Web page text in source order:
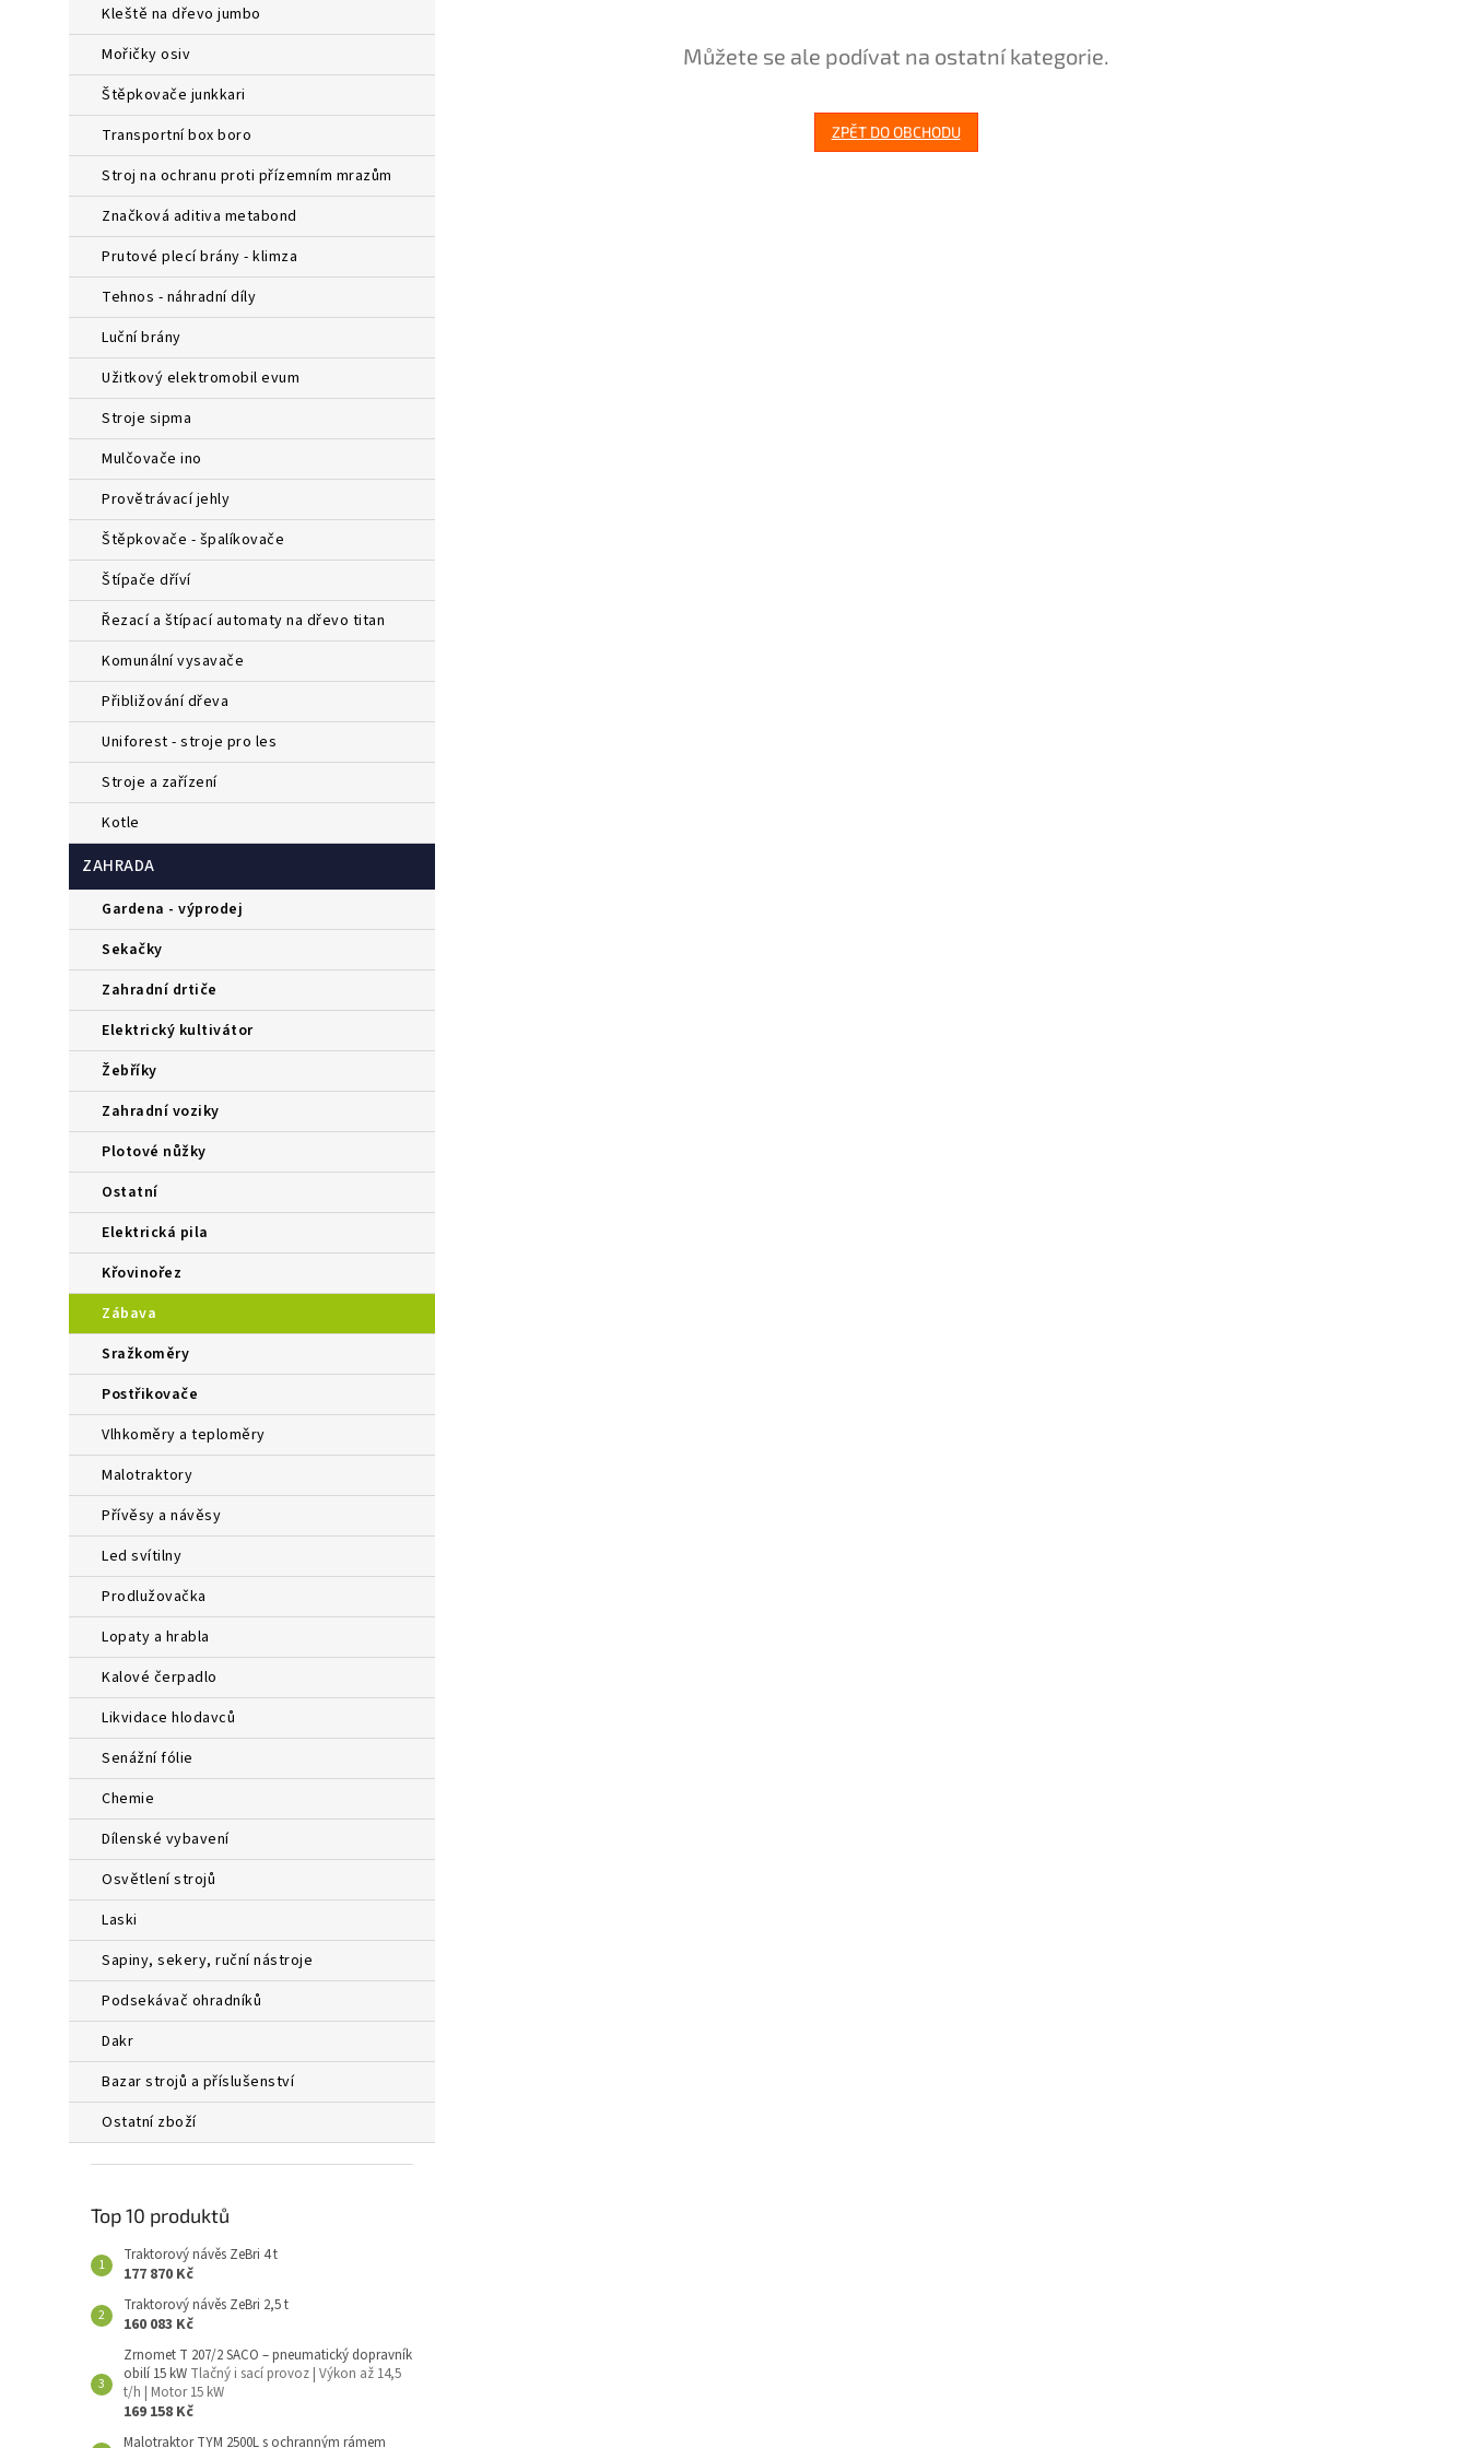
n
l
kleště na dřevo jumbo
mořičky osiv
štěpkovače junkkari
transportní box boro
stroj na ochranu proti přízemním mrazům
značková aditiva metabond
prutové plecí brány - klimza
tehnos - náhradní díly
luční brány
užitkový elektromobil evum
stroje sipma
mulčovače ino
provětrávací jehly
štěpkovače - špalíkovače
štípače dříví
řezací a štípací automaty na dřevo titan
komunální vysavače
přibližování dřeva
uniforest - stroje pro les
stroje a zařízení
kotle
ZAHRADA
gardena - výprodej
sekačky
zahradní drtiče
elektrický kultivátor
žebříky
zahradní voziky
plotové nůžky
ostatní
elektrická pila
křovinořez
zábava
sražkoměry
postřikovače
vlhkoměry a teploměry
malotraktory
přívěsy a návěsy
led svítilny
prodlužovačka
lopaty a hrabla
kalové čerpadlo
likvidace hlodavců
senážní fólie
chemie
dílenské vybavení
osvětlení strojů
laski
sapiny, sekery, ruční nástroje
podsekávač ohradníků
dakr
bazar strojů a příslušenství
ostatní zboží
Top 10 produktů
Traktorový návěs ZeBri 4 t
177 870 Kč
Traktorový návěs ZeBri 2,5 t
160 083 Kč
Zrnomet T 207/2 SACO – pneumatický dopravník
obilí 15 kW Tlačný i sací provoz | Výkon až 14,5
t/h | Motor 15 kW
169 158 Kč
Malotraktor TYM 2500L s ochranným rámem
Můžete se ale podívat na ostatní kategorie.
ZPĚT DO OBCHODU